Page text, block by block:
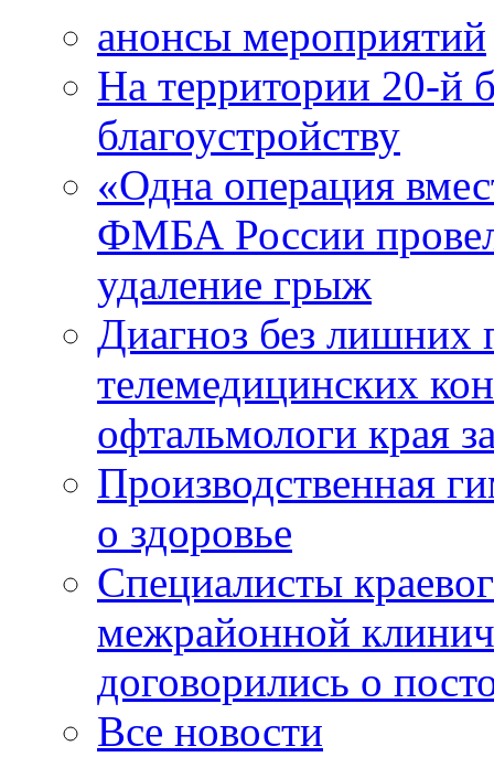
анонсы мероприятий
На территории 20-й
благоустройству
«Одна операция
ФМБА России
удаление грыж
Диагноз без лишних
телемедицинских
офтальмологи края
Производственная
о здоровье
Специалисты
межрайонной
договорились о
Все новости